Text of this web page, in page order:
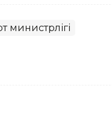
министрлігі